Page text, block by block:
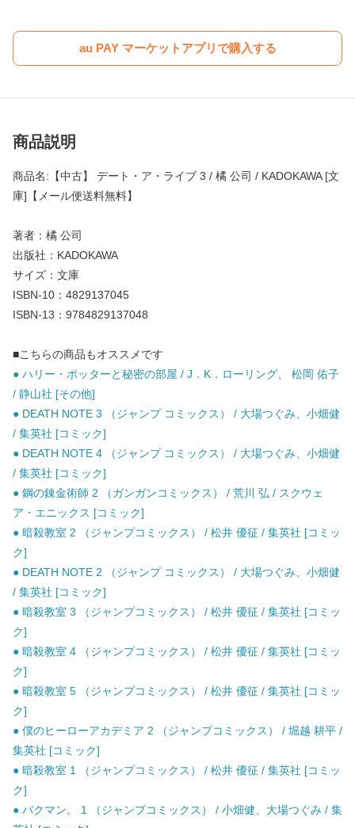
au PAY マーケットアプリで購入する
商品説明
商品名:【中古】 デート・ア・ライブ 3 / 橘 公司 / KADOKAWA [文
庫]【メール便送料無料】
著者：橘 公司
出版社：KADOKAWA
サイズ：文庫
ISBN-10：4829137045
ISBN-13：9784829137048
■こちらの商品もオススメです
● ハリー・ポッターと秘密の部屋 / J．K．ローリング、 松岡 佑子
/ 静山社 [その他]
● DEATH NOTE 3 （ジャンプ コミックス） / 大場つぐみ、小畑健
/ 集英社 [コミック]
● DEATH NOTE 4 （ジャンプ コミックス） / 大場つぐみ、小畑健
/ 集英社 [コミック]
● 鋼の錬金術師 2 （ガンガンコミックス） / 荒川 弘 / スクウェ
ア・エニックス [コミック]
● 暗殺教室 2 （ジャンプコミックス） / 松井 優征 / 集英社 [コミッ
ク]
● DEATH NOTE 2 （ジャンプ コミックス） / 大場つぐみ、小畑健
/ 集英社 [コミック]
● 暗殺教室 3 （ジャンプコミックス） / 松井 優征 / 集英社 [コミッ
ク]
● 暗殺教室 4 （ジャンプコミックス） / 松井 優征 / 集英社 [コミッ
ク]
● 暗殺教室 5 （ジャンプコミックス） / 松井 優征 / 集英社 [コミッ
ク]
● 僕のヒーローアカデミア 2 （ジャンプコミックス） / 堀越 耕平 /
集英社 [コミック]
● 暗殺教室 1 （ジャンプコミックス） / 松井 優征 / 集英社 [コミッ
ク]
● バクマン。 1 （ジャンプコミックス） / 小畑健、大場つぐみ / 集